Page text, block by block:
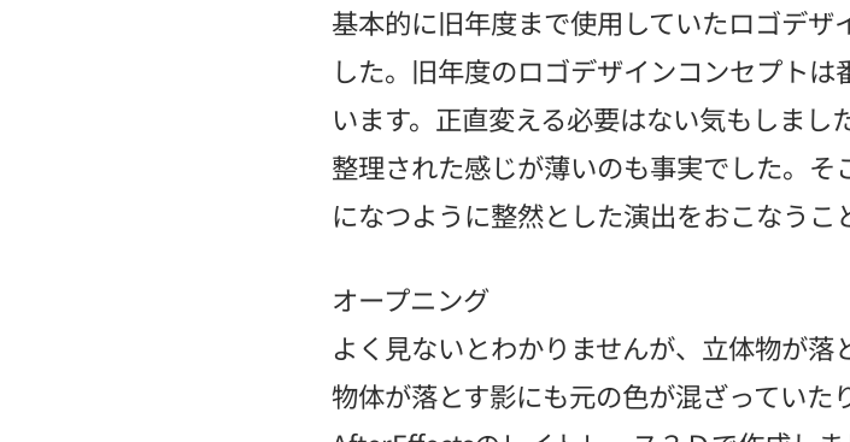
基本的に旧年度まで使用していたロゴデ
した。旧年度のロゴデザインコンセプト
います。正直変える必要はない気もしま
整理された感じが薄いのも事実でした。
になつように整然とした演出をおこなうこ
オープニング
よく見ないとわかりませんが、立体物が
物体が落とす影にも元の色が混ざってい